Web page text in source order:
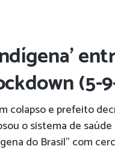
(5-
colapso e prefeito
o sistema de
do Brasil" com